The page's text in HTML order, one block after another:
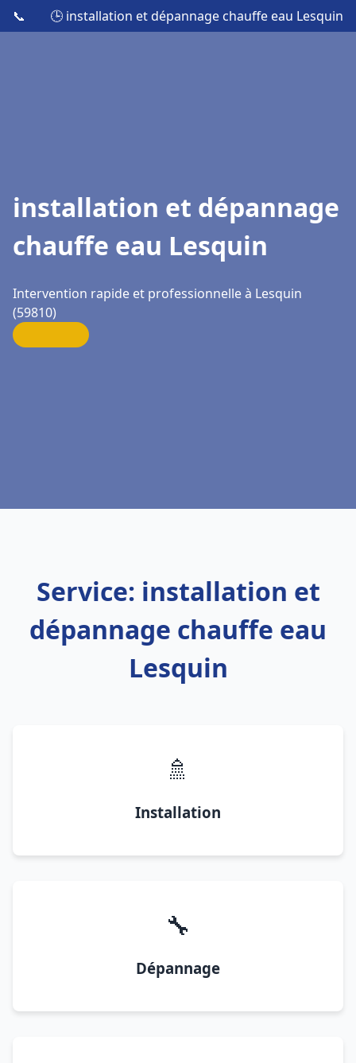
📞 🕒 installation et dépannage chauffe eau Lesquin
installation et dépannage
chauffe eau Lesquin
Intervention rapide et professionnelle à Lesquin
(59810)
Service: installation et
dépannage chauffe eau
Lesquin
🚿
Installation
🔧
Dépannage